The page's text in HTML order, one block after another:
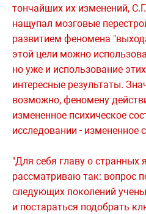
тончайших их изменений,
нащупал мозговые
развитием феномена
этой цели можно
но уже и использование
интересные результаты.
возможно, феномену
измененное психическое
исследовании - измененное
"Для себя главу о странных
рассматриваю так: вопрос
следующих поколений
и постараться подобрать